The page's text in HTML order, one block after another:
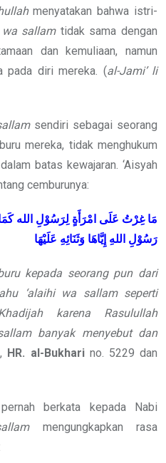
menyatakan bahwa istri-
wa sallamtidak sama dengan
dan kemuliaan, namun
pada diri mereka. (al-Jami’ li
sendiri sebagai seorang
mereka, tidak menghukum
batas kewajaran. ‘Aisyah
cemburunya:
مَا غِرْتُ عَلَى امْرَأَةٍ لِرَسُوْلِ الله
رَسُوْلِ اللهِ إِيَّاهَا وَثَنَائِهِ عَلَيْهَا
kepada seorang pun dari
‘alaihi wa sallam seperti
karena Rasulullah
banyak menyebut dan
HR. al-Bukharino. 5229 dan
berkata kepada Nabi
mengungkapkan rasa